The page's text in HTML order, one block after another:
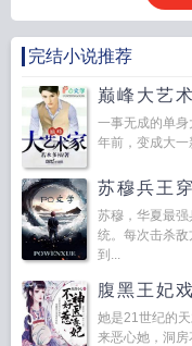
完结小说推荐
巅峰大艺
一事无成的单
年前，变成大
苏穆兵王
苏穆，华夏最
统。每次击杀
到...
腹黑王妃
她是21世纪的
来恶心她，洞